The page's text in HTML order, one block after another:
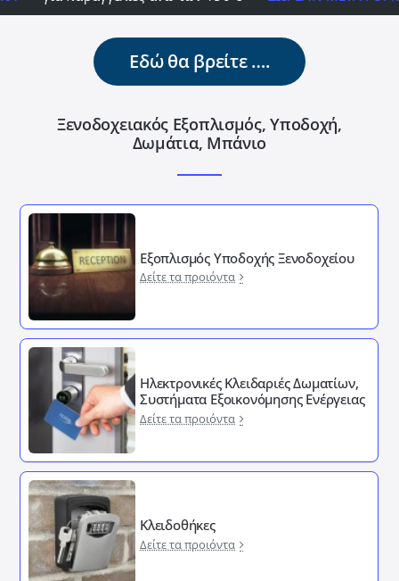
Εδώ θα βρείτε ….
Ξενοδοχειακός Εξοπλισμός, Υποδοχή,
Δωμάτια, Μπάνιο
Εξοπλισμός Υποδοχής Ξενοδοχείου
Δείτε τα προιόντα
Ηλεκτρονικές Κλειδαριές Δωματίων,
Συστήματα Εξοικονόμησης Ενέργειας
Δείτε τα προιόντα
Κλειδοθήκες
Δείτε τα προιόντα